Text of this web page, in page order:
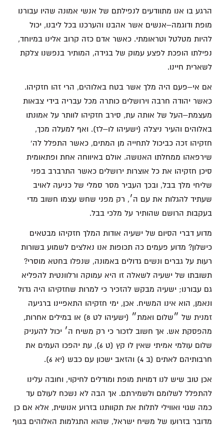
הרגע בו אנו מתוודעים לנפילתם של אנשי אמונה שהיו עבורנו
מופת ודוגמה–אנשים אשר אהבנו והערכנו בכל ליבנו, יכול
להיות מטלטל וטראומתי. כאשר אדם כזה קרוב אלינו במיוחד,
נפילתו הופכת לפצע עמוק של בגידה, המותיר בנפשנו צלקת
לשארית חיינו.
אם אי–פעם היה מלך אשר בטח באלוהים, הרי זהו חזקיהו.
כאשר יהודה חרבה וירושלים כותרה מכל עבריה בידי צבאות
מעצמת–העל של אותה עת, סירב חזקיהו לוותר על אמונתו
באלוהים והעיר ניצלה (ישעיהו לו–לז). ואף למעלה מכך,
חזקיהו זכה כביכול לתחייה מן המתים, כאשר התפלל לה'
שירפאהו ממחלתו האנושה. אולם באיווחה אחת ופתאומית
סיכן חזקיהו את כל אוצרות ירושלים כאשר התרברב בפני
שליחי מלך בבל, ובכך העביר מסר סמלי של כניעה לאויב
שעתיד להגלות את עם ה׳, רק מפני שחש עצמו חשוב מדי
בעקבות הרושם שהותיר על מלכי בבל.
מדוע דברי הסיום של ישעיה אודות המלך חזקיהו מבטאים
כישלון? מדוע פעמים כה תכופות אנו נאלצים לשמוע בשורות
רעות על גברים ונשים גדולים באמונה, שנפלו בחטא מוסרי?
תשובתו של ישעיה לשאלה זו היא עמוקה ורלוונטית להפליא
גם עבורנו; ישעיה מבקש להזכיר כי למרות שחזקיהו היה גדול
ונאמן, הוא אינו המשיח. אכן, ימי חזקיהו התאפיינו ברגיעה
זמנית של ״שלום ואמת״ (ישעיהו לט 8) או במילים אחרות,
מהפסקת אש. אך חשוב לזכור כי רק משיח ה׳ יכול להעניק
שלום עולמי אמיתי שאין לו קץ (ט 6), עת יהפכו העמים את
חרבותיהם לאתים (ב 4) והזאב ישכון עם כבש (יא 6).
אכן טוב שיש לנו דמויות מופת ומודלים לחיקוי, וחובה עלינו
להתפלל לשלומם ולשמירתם. אך הבה לא נשכח לעולם עד
כמה שגוי ואווילי לתלות את תקוותנו בזרוע אנושית, אלא אם כן
מדובר בזרועו של משיח ישראל, שהוא התגלמות האלוהים בגוף